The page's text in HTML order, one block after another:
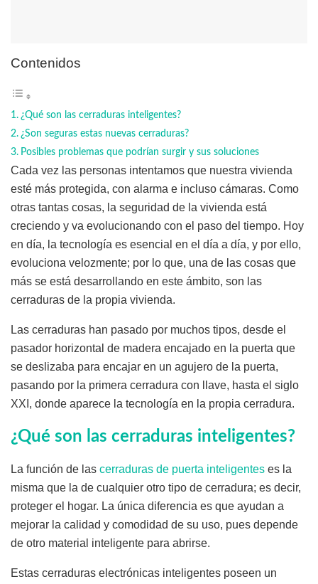
Contenidos
¿Qué son las cerraduras inteligentes?
¿Son seguras estas nuevas cerraduras?
Posibles problemas que podrían surgir y sus soluciones
Cada vez las personas intentamos que nuestra vivienda
esté más protegida, con alarma e incluso cámaras. Como
otras tantas cosas, la seguridad de la vivienda está
creciendo y va evolucionando con el paso del tiempo. Hoy
en día, la tecnología es esencial en el día a día, y por ello,
evoluciona velozmente; por lo que, una de las cosas que
más se está desarrollando en este ámbito, son las
cerraduras de la propia vivienda.
Las cerraduras han pasado por muchos tipos, desde el
pasador horizontal de madera encajado en la puerta que
se deslizaba para encajar en un agujero de la puerta,
pasando por la primera cerradura con llave, hasta el siglo
XXI, donde aparece la tecnología en la propia cerradura.
¿Qué son las cerraduras inteligentes?
La función de las cerraduras de puerta inteligentes es la
misma que la de cualquier otro tipo de cerradura; es decir,
proteger el hogar. La única diferencia es que ayudan a
mejorar la calidad y comodidad de su uso, pues depende
de otro material inteligente para abrirse.
Estas cerraduras electrónicas inteligentes poseen un